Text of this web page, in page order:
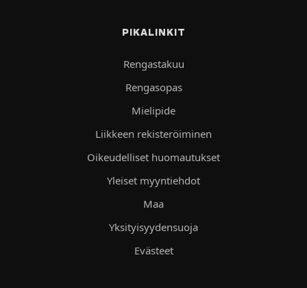
PIKALINKIT
Rengastakuu
Rengasopas
Mielipide
Liikkeen rekisteröiminen
Oikeudelliset huomautukset
Yleiset myyntiehdot
Maa
Yksityisyydensuoja
Evästeet